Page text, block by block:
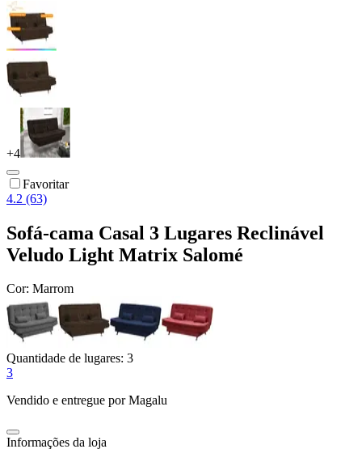
+4
Favoritar
4.2 (63)
Sofá-cama Casal 3 Lugares Reclinável
Veludo Light Matrix Salomé
Cor: Marrom
Quantidade de lugares: 3
3
Vendido e entregue por Magalu
Informações da loja